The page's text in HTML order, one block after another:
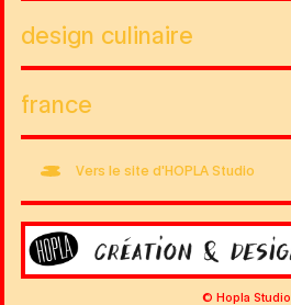
design culinaire
france
Vers le site d'HOPLA Studio
Image
© Hopla Studio